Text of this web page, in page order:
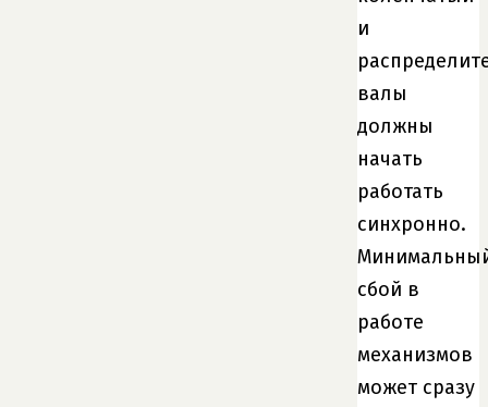
и
валы
должны
начать
работать
синхронно.
сбой в
работе
механизмов
может сразу